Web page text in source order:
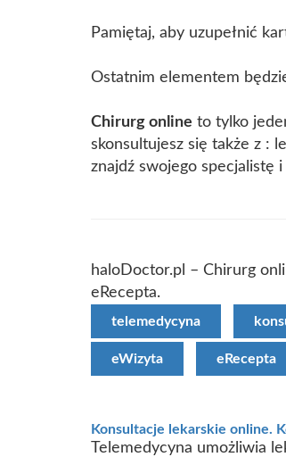
Pamiętaj, aby uzupełnić
Ostatnim elementem
Chirurg online to tylko
skonsultujesz się także z :
znajdź swojego specjalistę
haloDoctor.pl – Chirurg
eRecepta.
telemedycyna
eWizyta eRecepta
Konsultacje lekarskie online.
Telemedycyna umożliwia